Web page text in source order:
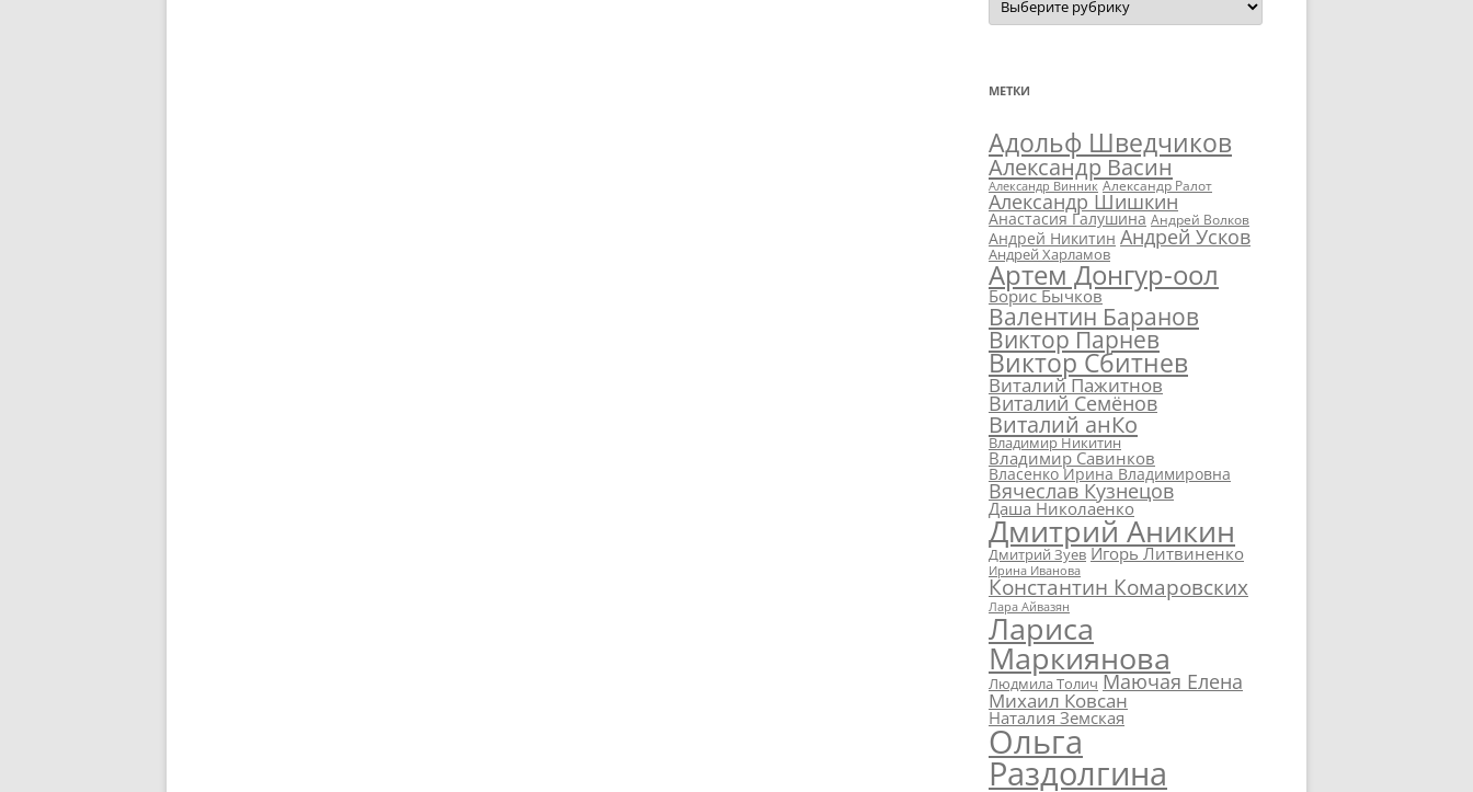
МЕТКИ
Адольф Шведчиков
Александр Васин
Александр Винник Александр Ралот
Александр Шишкин
Анастасия Галушина Андрей Волков
Андрей Никитин Андрей Усков
Андрей Харламов
Артем Донгур-оол
Борис Бычков
Валентин Баранов
Виктор Парнев
Виктор Сбитнев
Виталий Пажитнов
Виталий Семёнов
Виталий анКо
Владимир Никитин
Владимир Савинков
Власенко Ирина Владимировна
Вячеслав Кузнецов
Даша Николаенко
Дмитрий Аникин
Дмитрий Зуев Игорь Литвиненко
Ирина Иванова
Константин Комаровских
Лара Айвазян
Лариса
Маркиянова
Людмила Толич Маючая Елена
Михаил Ковсан
Наталия Земская
Ольга
Раздолгина